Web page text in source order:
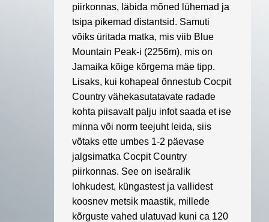
piirkonnas, läbida mõned lühemad ja
tsipa pikemad distantsid. Samuti
võiks üritada matka, mis viib Blue
Mountain Peak-i (2256m), mis on
Jamaika kõige kõrgema mäe tipp.
Lisaks, kui kohapeal õnnestub Cocpit
Countryvähekasutatavate radade
kohta piisavalt palju infot saada et ise
minna või norm teejuht leida, siis
võtaks ette umbes 1-2 päevase
jalgsimatka Cocpit Country
piirkonnas. See on iseäralik
lohkudest, küngastest ja vallidest
koosnev metsik maastik, millede
kõrguste vahed ulatuvad kuni ca 120